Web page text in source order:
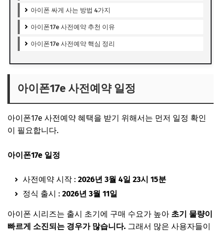
아이폰 싸게 사는 방법 4가지
아이폰17e 사전예약 추천 이유
아이폰17e 사전예약 핵심 정리
아이폰17e 사전예약 일정
아이폰17e 사전예약 혜택을 받기 위해서는 먼저 일정 확인
이 필요합니다.
아이폰17e 일정
사전예약 시작 : 2026년 3월 4일 23시 15분
정식 출시 : 2026년 3월 11일
아이폰 시리즈는 출시 초기에 구매 수요가 높아 초기 물량이
빠르게 소진되는 경우가 많습니다. 그래서 많은 사용자들이